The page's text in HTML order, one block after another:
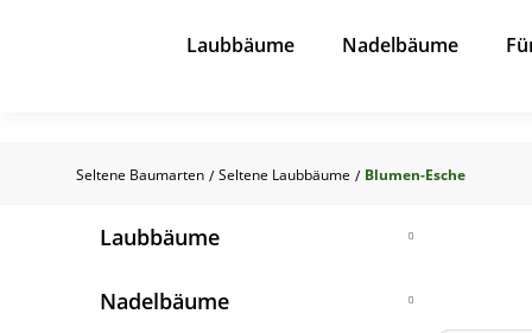
Laubbäume Nadelbäume
Seltene Baumarten / Seltene Laubbäume / Blumen-Esche
Laubbäume
Feldahorn
Nadelbäume